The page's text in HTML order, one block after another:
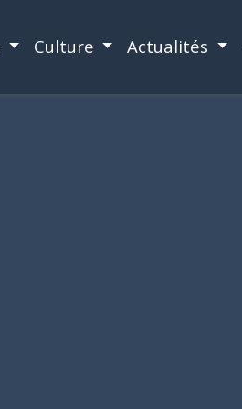
Culture Actualités